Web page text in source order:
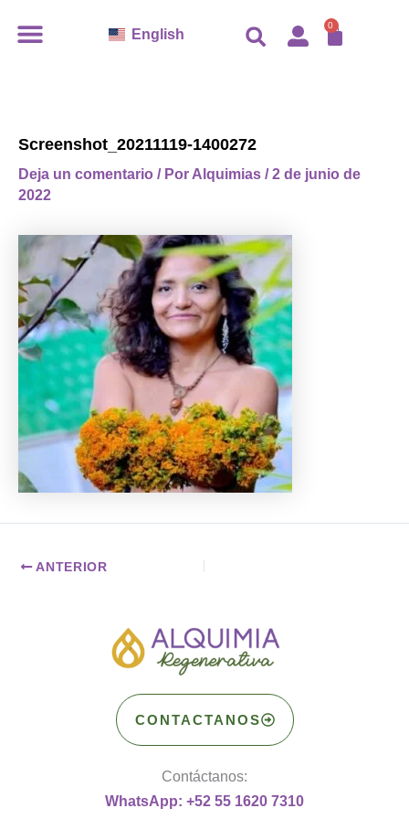
English 0
Screenshot_20211119-1400272
Deja un comentario / Por Alquimias /2 de junio de
2022
ANTERIOR
CONTACTANOS
Contáctanos:
WhatsApp: +52 55 1620 7310